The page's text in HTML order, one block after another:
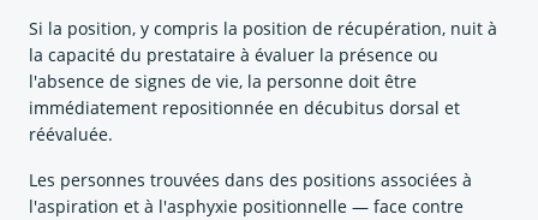
Si la position, y compris la position de récupération, nuit à
la capacité du prestataire à évaluer la présence ou
l'absence de signes de vie, la personne doit être
immédiatement repositionnée en décubitus dorsal et
réévaluée.
Les personnes trouvées dans des positions associées à
l'aspiration et à l'asphyxie positionnelle — face contre